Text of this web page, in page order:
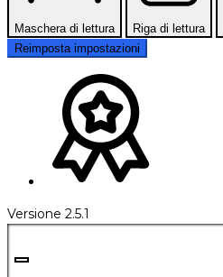
Maschera di lettura Riga di lettura
Reimposta impostazioni
Versione 2.5.1